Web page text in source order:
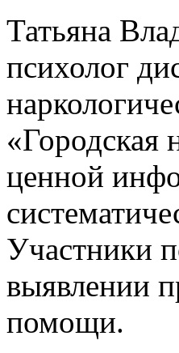
Татьяна
психолог
«Городская
ценной
Участники
выявлении
помощи.